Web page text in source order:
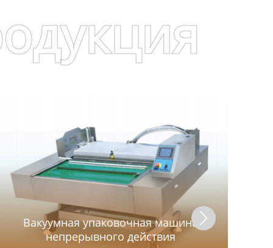
Вакуумная упаковочная машина
непрерывного действия